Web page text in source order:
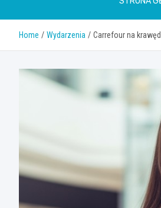
Home Wydarzenia Carrefour na